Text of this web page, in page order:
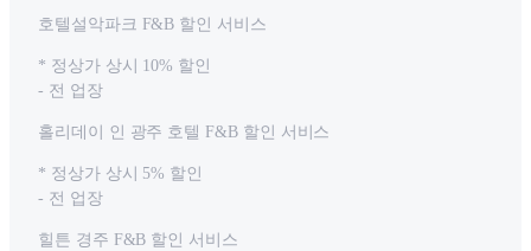
호텔설악파크 F&B 할인 서비스
* 정상가 상시 10% 할인
- 전 업장
홀리데이 인 광주 호텔 F&B 할인 서비스
* 정상가 상시 5% 할인
- 전 업장
힐튼 경주 F&B 할인 서비스